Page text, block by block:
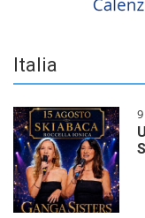
Italia